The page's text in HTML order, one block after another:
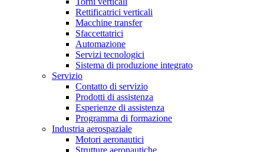
Rettificatrici verticali
Macchine transfer
Sfaccettatrici
Automazione
Servizi tecnologici
Sistema di produzione integrato
Servizio
Contatto di servizio
Prodotti di assistenza
Esperienze di assistenza
Programma di formazione
Industria aerospaziale
Motori aeronautici
Strutture aeronautiche